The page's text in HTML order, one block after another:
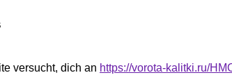
versucht, dich an https://vorota-kalitki.ru/